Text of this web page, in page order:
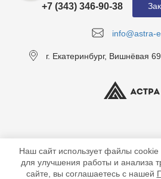
info@astra-
+7 (343) 346-90-38
г. Екатеринбург, Вишнёвая
Наш сайт использует файлы cookie
для улучшения работы и анализа
сайте, вы соглашаетесь с нашей